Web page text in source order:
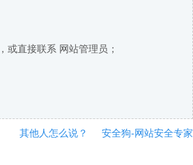
或直接联系 网站管理员；
其他人怎么说？ 安全狗-网站安全专家